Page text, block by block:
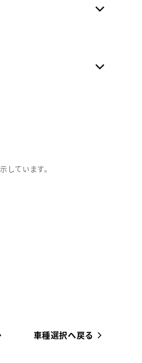
ています。
車種選択へ戻る